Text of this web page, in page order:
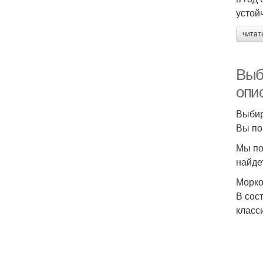
Вы
Мы
В